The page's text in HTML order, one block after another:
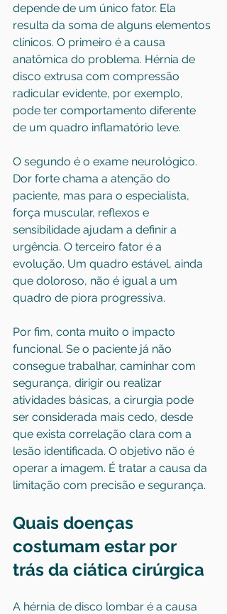
depende de um único fator. Ela
resulta da soma de alguns elementos
clínicos. O primeiro é a causa
anatômica do problema. Hérnia de
disco extrusa com compressão
radicular evidente, por exemplo,
pode ter comportamento diferente
de um quadro inflamatório leve.
O segundo é o exame neurológico.
Dor forte chama a atenção do
paciente, mas para o especialista,
força muscular, reflexos e
sensibilidade ajudam a definir a
urgência. O terceiro fator é a
evolução. Um quadro estável, ainda
que doloroso, não é igual a um
quadro de piora progressiva.
Por fim, conta muito o impacto
funcional. Se o paciente já não
consegue trabalhar, caminhar com
segurança, dirigir ou realizar
atividades básicas, a cirurgia pode
ser considerada mais cedo, desde
que exista correlação clara com a
lesão identificada. O objetivo não é
operar a imagem. É tratar a causa da
limitação com precisão e segurança.
Quais doenças
costumam estar por
trás da ciática cirúrgica
A hérnia de disco lombar é a causa